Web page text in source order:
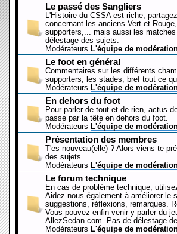
Le passé des Sangliers
L'Histoire du CSSA est riche,
concernant les anciens Vert et
supporters,... mais aussi les
délestage des sujets.
Modérateurs L'équipe de
Le foot en général
Commentaires sur les différents
supporters, les stades, bref tout ce
Modérateurs L'équipe de
En dehors du foot
Pour parler de tout et de rien, actus
passe par la tête en dehors du foot.
Modérateurs L'équipe de
Présentation des membres
T'es nouveau(elle) ? Alors viens te
des sujets.
Modérateurs L'équipe de
Le forum technique
En cas de problème technique,
Aidez-nous également à améliorer le
suggestions, réflexions, remarques.
Vous pouvez enfin venir y parler du
AllezSedan.com. Pas de délestage
Modérateurs L'équipe de